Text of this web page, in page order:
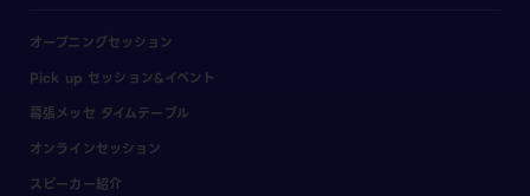
オープニングセッション
Pick up セッション&イベント
幕張メッセ タイムテーブル
オンラインセッション
スピーカー紹介